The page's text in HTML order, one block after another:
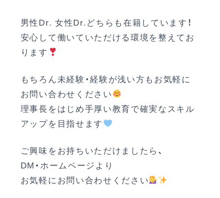
男性Dr. 女性Dr.どちらも在籍しています！
安心して働いていただける環境を整えてお
ります
もちろん未経験・経験が浅い方もお気軽に
お問い合わせください
理事長をはじめ手厚い教育で確実なスキル
アップを目指せます
ご興味をお持ちいただけましたら、
DM・ホームページより
お気軽にお問い合わせください